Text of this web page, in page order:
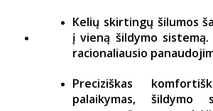
Kelių skirtingų šilumos
į vieną šildymo
racionaliausio
Preciziškas
palaikymas, šildymo